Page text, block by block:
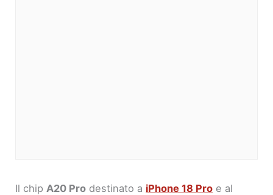
Il chip A20 Pro destinato a iPhone 18 Pro e al